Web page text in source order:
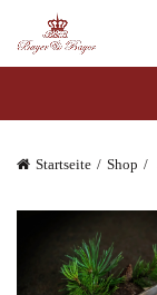
Startseite Shop